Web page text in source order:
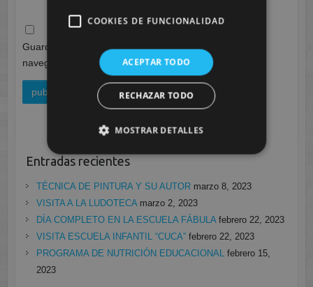
Guarda mi nombre, correo electrónico y web en este
navegador para la próxima vez que comente.
Entradas recientes
TÉCNICA DE PINTURA Y SU AUTOR marzo 8, 2023
VISITA A LA LUDOTECA marzo 2, 2023
DÍA COMPLETO EN LA ESCUELA FÁBULA febrero 22, 2023
VISITA ESCUELA INFANTIL “CUCA” febrero 22, 2023
PROGRAMA DE NUTRICIÓN EDUCACIONAL febrero 15,
2023
COOKIES DE FUNCIONALIDAD
ACEPTAR TODO
RECHAZAR TODO
MOSTRAR DETALLES